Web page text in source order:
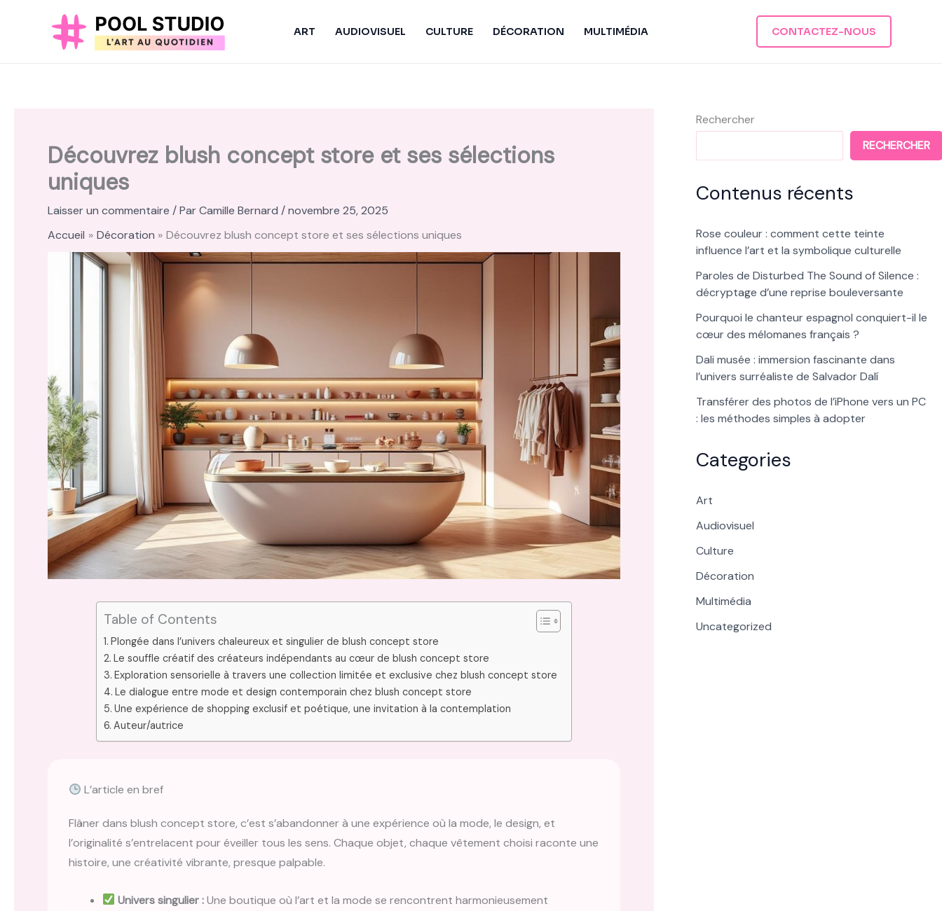
ART AUDIOVISUEL CULTURE DÉCORATION MULTIMÉDIA CONTACTEZ-NOUS
Découvrez blush concept store et ses sélections
uniques
Laisser un commentaire / ParCamille Bernard /novembre 25, 2025
Accueil
Décoration Découvrez blush concept store et ses sélections uniques
Table of Contents
Plongée dans l’univers chaleureux et singulier de blush concept store
Le souffle créatif des créateurs indépendants au cœur de blush concept store
Exploration sensorielle à travers une collection limitée et exclusive chez blush concept store
Le dialogue entre mode et design contemporain chez blush concept store
Une expérience de shopping exclusif et poétique, une invitation à la contemplation
Auteur/autrice
L’article en bref
Flâner dans blush concept store, c’est s’abandonner à une expérience où la mode, le design, et
l’originalité s’entrelacent pour éveiller tous les sens. Chaque objet, chaque vêtement choisi raconte une
histoire, une créativité vibrante, presque palpable.
Univers singulier :Une boutique où l’art et la mode se rencontrent harmonieusement
Rechercher
RECHERCHER
Contenus récents
Rose couleur : comment cette teinte
influence l’art et la symbolique culturelle
Paroles de Disturbed The Sound of Silence :
décryptage d’une reprise bouleversante
Pourquoi le chanteur espagnol conquiert-il le
cœur des mélomanes français ?
Dali musée : immersion fascinante dans
l’univers surréaliste de Salvador Dalí
Transférer des photos de l’iPhone vers un PC
: les méthodes simples à adopter
Categories
Art
Audiovisuel
Culture
Décoration
Multimédia
Uncategorized